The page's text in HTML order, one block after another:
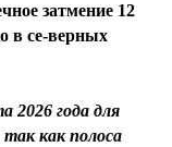
затмение 12
в се-верных
2026 года для
как полоса